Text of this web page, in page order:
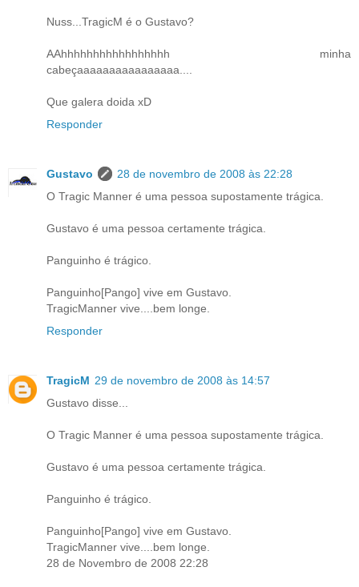
Nuss...TragicM é o Gustavo?
AAhhhhhhhhhhhhhhhhh minha
cabeçaaaaaaaaaaaaaaaa....
Que galera doida xD
Responder
Gustavo
28 de novembro de 2008 às 22:28
O Tragic Manner é uma pessoa supostamente trágica.
Gustavo é uma pessoa certamente trágica.
Panguinho é trágico.
Panguinho[Pango] vive em Gustavo.
TragicManner vive....bem longe.
Responder
TragicM 29 de novembro de 2008 às 14:57
Gustavo disse...
O Tragic Manner é uma pessoa supostamente trágica.
Gustavo é uma pessoa certamente trágica.
Panguinho é trágico.
Panguinho[Pango] vive em Gustavo.
TragicManner vive....bem longe.
28 de Novembro de 2008 22:28